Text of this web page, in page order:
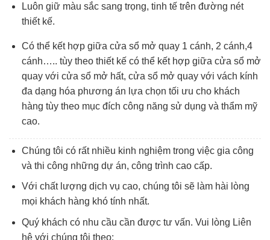
Luôn giữ màu sắc sang trọng, tinh tế trên đường nét
thiết kế.
Có thể kết hợp giữa cửa sổ mở quay 1 cánh, 2 cánh,4
cánh….. tùy theo thiết kế có thể kết hợp giữa cửa sổ mở
quay với cửa sổ mở hất, cửa sổ mở quay với vách kính
đa dạng hóa phương án lựa chọn tối ưu cho khách
hàng tùy theo mục đích công năng sử dụng và thẩm mỹ
cao.
Chúng tôi có rất nhiều kinh nghiệm trong việc gia công
và thi công những dự án, công trình cao cấp.
Với chất lượng dịch vụ cao, chúng tôi sẽ làm hài lòng
mọi khách hàng khó tính nhất.
Quý khách có nhu cầu cần được tư vấn. Vui lòng Liên
hệ với chúng tôi theo: